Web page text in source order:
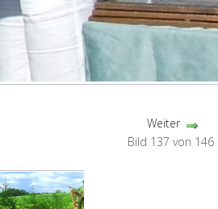
Weiter
Bild 137 von 146